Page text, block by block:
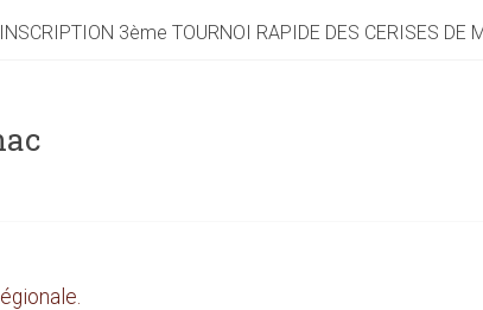
INSCRIPTION 3ème TOURNOI RAPIDE DES CERISES DE